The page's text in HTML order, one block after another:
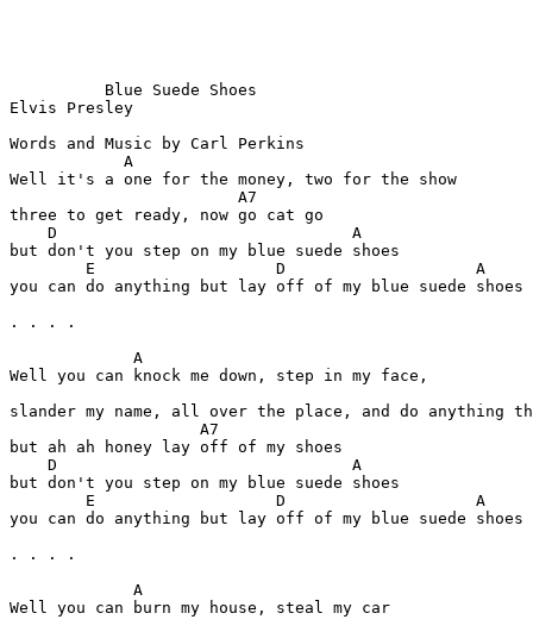
          Blue Suede Shoes
Elvis Presley
Words and Music by Carl Perkins
            A
Well it's a one for the money, two for the show
                        A7
three to get ready, now go cat go
    D                               A
but don't you step on my blue suede shoes
        E                   D                    A
you can do anything but lay off of my blue suede shoes
. . . .
             A
Well you can knock me down, step in my face,
slander my name, all over the place, and do anything
                    A7
but ah ah honey lay off of my shoes
    D                               A
but don't you step on my blue suede shoes
        E                   D                    A
you can do anything but lay off of my blue suede shoes
. . . .
             A
Well you can burn my house, steal my car